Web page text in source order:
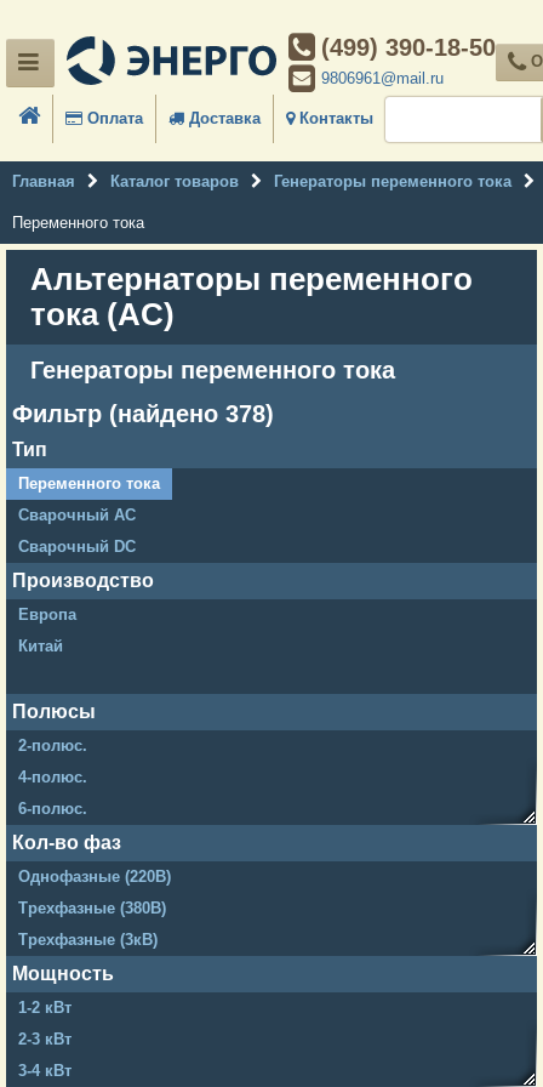
(499) 390-18-50
9806961@mail.ru
Оплата Доставка Контакты
Главная Каталог товаров Генераторы переменного тока
Переменного тока
Альтернаторы переменного
тока (AC)
Генераторы переменного тока
Фильтр (найдено 378)
Тип
Переменного тока
Сварочный AC
Сварочный DC
Производство
Европа
Китай
Полюсы
2-полюс.
4-полюс.
6-полюс.
14-полюс.
20-полюс.
24-полюс.
26-полюс.
Кол-во фаз
Однофазные (220В)
Трехфазные (380В)
Трехфазные (3кВ)
Трехфазные (6кВ)
Трехфазные (10кВ)
Мощность
1-2 кВт
2-3 кВт
3-4 кВт